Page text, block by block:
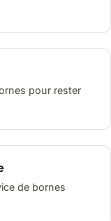
pour rester
de bornes